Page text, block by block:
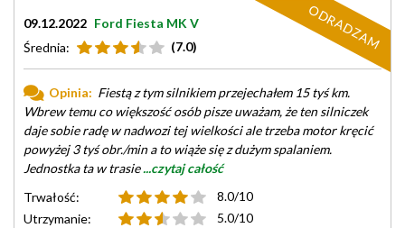
09.12.2022 Ford Fiesta MK V
Średnia:
(7.0)
Opinia: Fiestą z tym silnikiem przejechałem 15 tyś km.
Wbrew temu co większość osób pisze uważam, że ten silniczek
daje sobie radę w nadwozi tej wielkości ale trzeba motor kręcić
powyżej 3 tyś obr./min a to wiąże się z dużym spalaniem.
Jednostka ta w trasie...czytaj całość
Trwałość:
8.0/10
Utrzymanie:
5.0/10
ODRADZAM